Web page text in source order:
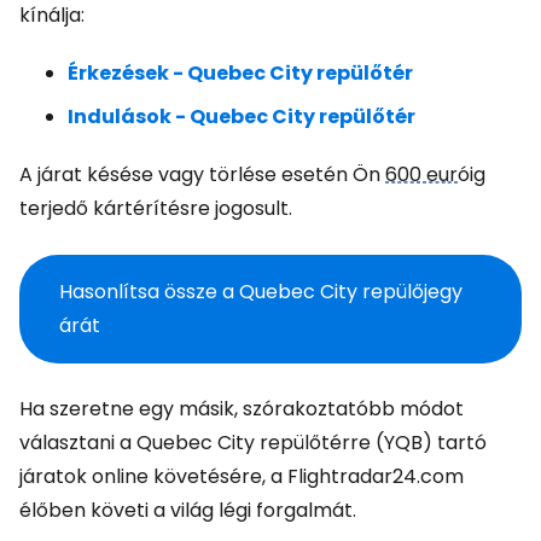
kínálja:
Érkezések - Quebec City repülőtér
Indulások - Quebec City repülőtér
A járat késése vagy törlése esetén Ön600 euróig
terjedő kártérítésre jogosult.
Hasonlítsa össze a Quebec City repülőjegy
árát
Ha szeretne egy másik, szórakoztatóbb módot
választani a Quebec City repülőtérre (YQB) tartó
járatok online követésére, a Flightradar24.com
élőben követi a világ légi forgalmát.